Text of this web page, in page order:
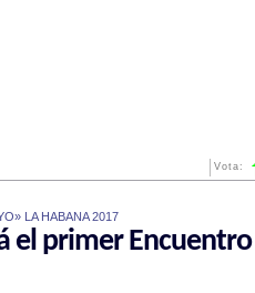
Vota:
LA HABANA 2017
el primer